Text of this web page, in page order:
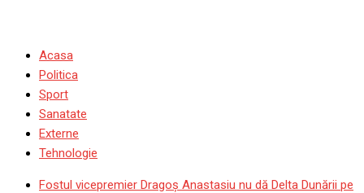
Acasa
Politica
Sport
Sanatate
Externe
Tehnologie
Fostul vicepremier Dragoș Anastasiu nu dă Delta Dunării pe